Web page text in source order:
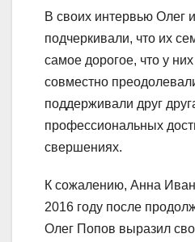
В своих интервью Олег
подчеркивали, что их
самое дорогое, что у
совместно
поддерживали друг
профессиональных
свершениях.
К сожалению, Анна
2016 году после
Олег Попов выразил